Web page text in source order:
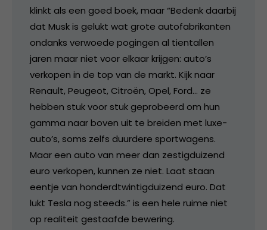
klinkt als een goed boek, maar “Bedenk daarbij
dat Musk is gelukt wat grote autofabrikanten
ondanks verwoede pogingen al tientallen
jaren maar niet voor elkaar krijgen: auto’s
verkopen in de top van de markt. Kijk naar
Renault, Peugeot, Citroën, Opel, Ford… ze
hebben stuk voor stuk geprobeerd om hun
gamma naar boven uit te breiden met luxe-
auto’s, soms zelfs duurdere sportwagens.
Maar een auto van meer dan zestigduizend
euro verkopen, kunnen ze niet. Laat staan
eentje van honderdtwintigduizend euro. Dat
lukt Tesla nog steeds.” is een hele ruime niet
op realiteit gestaafde bewering.